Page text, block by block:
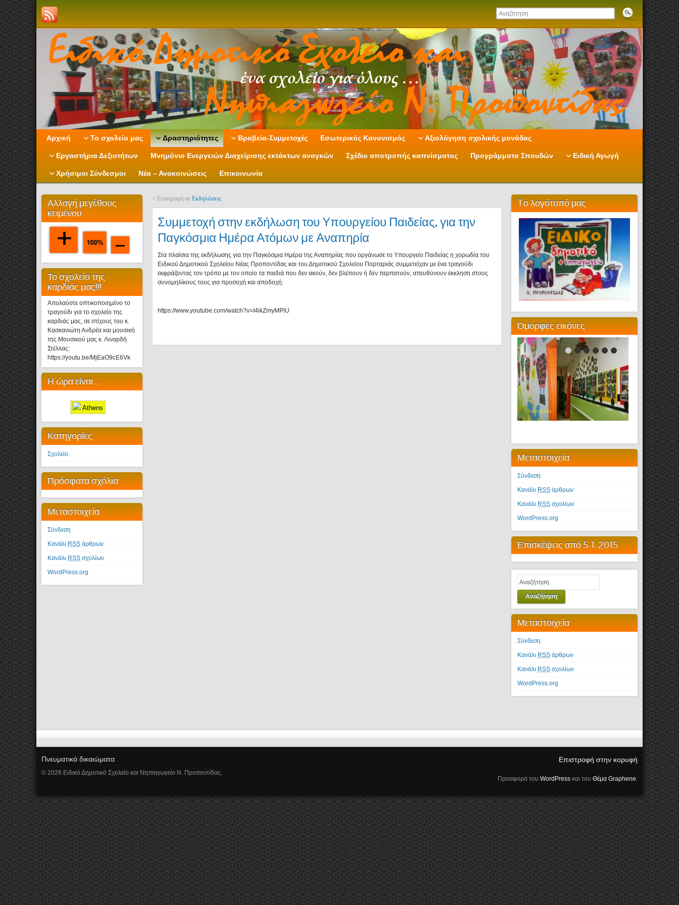
Αρχική Το σχολείο μας Δραστηριότητες Βραβεία-Συμμετοχές Εσωτερικός Κανονισμός Αξιολόγηση σχολικής μονάδας
Εργαστήρια Δεξιοτήτων Μνημόνιο Ενεργειών Διαχείρισης εκτάκτων αναγκών Σχέδιο αποτροπής καπνίσματος Προγράμματα Σπουδών Ειδική Αγωγή
Χρήσιμοι Σύνδεσμοι Νέα – Ανακοινώσεις Επικοινωνία
Αλλαγή μεγέθους
κειμένου
Το σχολείο της
καρδιάς μας!!!
Απολαύστε οπτικοποιημένο το
τραγούδι για το σχολείο της
καρδιάς μας, σε στίχους του κ.
Κασκανιώτη Ανδρέα και μουσική
της Μουσικού μας κ. Λιναρδή
Στέλλας:
https://youtu.be/MjEaO9cE6Vk
Η ώρα είναι ..
Athens
Κατηγορίες
Σχολείο
Πρόσφατα σχόλια
Μεταστοιχεία
Σύνδεση
Κανάλι RSS άρθρων
Κανάλι RSS σχολίων
WordPress.org
↑ Επιστροφή σε Εκδηλώσεις
Συμμετοχή στην εκδήλωση του Υπουργείου Παιδείας, για την
Παγκόσμια Ημέρα Ατόμων με Αναπηρία
Στα πλαίσια της εκδήλωσης για την Παγκόσμια Ημέρα της Αναπηρίας που οργάνωσε το Υπουργείο Παιδείας η χορωδία του
Ειδικού Δημοτικού Σχολείου Νέας Προποντίδας και του Δημοτικού Σχολείου Πορταριάς συμμετείχαν με ένα τραγούδι
εκφράζοντας τον τρόπο με τον οποίο τα παιδιά που δεν ακούν, δεν βλέπουν ή δεν περπατούν, απευθύνουν έκκληση στους
συνομηλίκους τους για προσοχή και αποδοχή.
https://www.youtube.com/watch?v=I4ikZmyMPlU
Tο λογότυπό μας
Όμορφες εικόνες
Μεταστοιχεία
Σύνδεση
Κανάλι RSS άρθρων
Κανάλι RSS σχολίων
WordPress.org
Επισκέψεις από 5-1-2015
Αναζήτηση
Μεταστοιχεία
Σύνδεση
Κανάλι RSS άρθρων
Κανάλι RSS σχολίων
WordPress.org
Πνευματικά δικαιώματα
© 2026 Ειδικό Δημοτικό Σχολείο και Νηπιαγωγείο Ν. Προποντίδας.
Επιστροφή στην κορυφή
Προσφορά του WordPress και του Θέμα Graphene.